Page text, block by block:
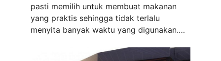
pasti memilih untuk membuat makanan
yang praktis sehingga tidak terlalu
menyita banyak waktu yang digunakan.
anda coba di rumah. Berikut adalah reep